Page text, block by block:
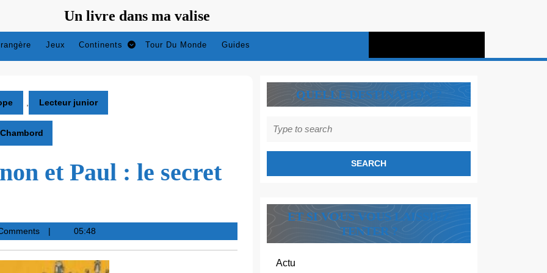
Un livre dans ma valise
Jeux Continents Tour Du Monde Guides
Lecteur junior
et Paul : le secret
05:48
QUELLE DESTINATION ?
for:
ET SI VOUS VOUS LAISSIEZ
TENTER ?
Actu